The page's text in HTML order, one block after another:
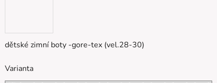
dětské zimní boty -gore-tex (vel.28-30)
Varianta